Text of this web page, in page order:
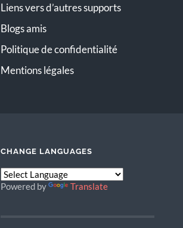
Liens vers d’autres supports
Blogs amis
Politique de confidentialité
Mentions légales
CHANGE LANGUAGES
Powered by Translate